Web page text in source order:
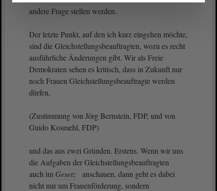
andere Frage stellen werden.
Der letzte Punkt, auf den ich kurz eingehen möchte,
sind die Gleichstellungsbeauftragten, wozu es recht
ausführliche Änderungen gibt. Wir als Freie
Demokraten sehen es kritisch, dass in Zukunft nur
noch Frauen Gleichstellungsbeauftragte werden
dürfen,
(Zustimmung von Jörg Bernstein, FDP, und von
Guido Kosmehl, FDP)
und das aus zwei Gründen. Erstens. Wenn wir uns
die Aufgaben der Gleichstellungsbeauftragten
auch im Gesetz anschauen, dann geht es dabei
nicht nur um Frauenförderung, sondern